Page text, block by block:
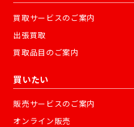
買取サービスのご案内
出張買取
買取品目のご案内
買いたい
販売サービスのご案内
オンライン販売